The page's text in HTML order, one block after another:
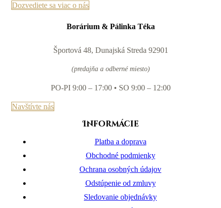
Dozvediete sa viac o nás
Borárium & Pálinka Téka
Športová 48, Dunajská Streda 92901
(predajňa a odberné miesto)
PO-PI 9:00 – 17:00 • SO 9:00 – 12:00
Navštívte nás
Informácie
Platba a doprava
Obchodné podmienky
Ochrana osobných údajov
Odstúpenie od zmluvy
Sledovanie objednávky